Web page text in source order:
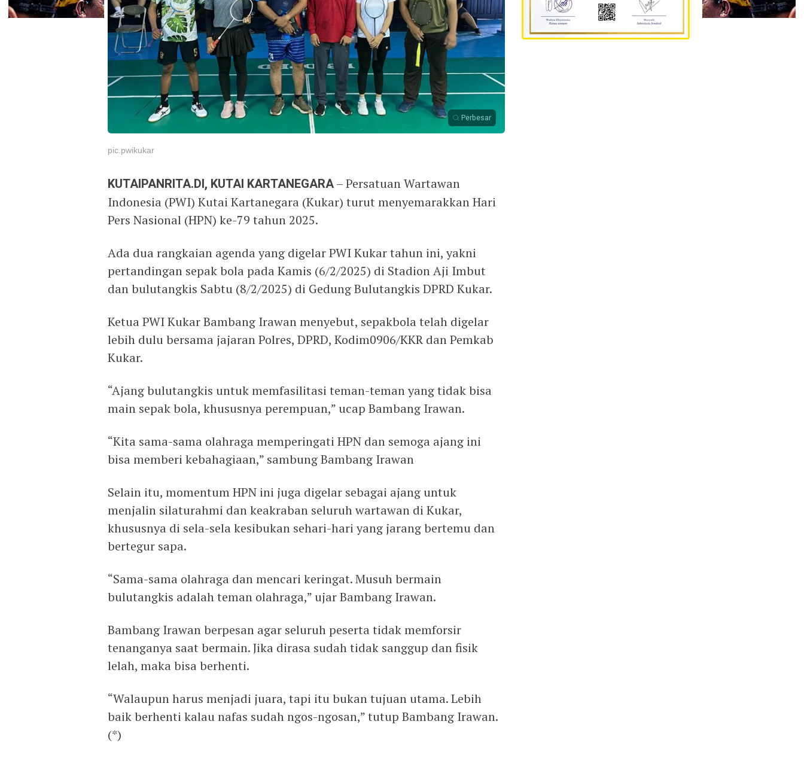
Perbesar
pic.pwikukar
KUTAIPANRITA.DI, KUTAI KARTANEGARA– Persatuan Wartawan
Indonesia (PWI) Kutai Kartanegara (Kukar) turut menyemarakkan Hari
Pers Nasional (HPN) ke-79 tahun 2025.
Ada dua rangkaian agenda yang digelar PWI Kukar tahun ini, yakni
pertandingan sepak bola pada Kamis (6/2/2025) di Stadion Aji Imbut
dan bulutangkis Sabtu (8/2/2025) di Gedung Bulutangkis DPRD Kukar.
Ketua PWI Kukar Bambang Irawan menyebut, sepakbola telah digelar
lebih dulu bersama jajaran Polres, DPRD, Kodim0906/KKR dan Pemkab
Kukar.
“Ajang bulutangkis untuk memfasilitasi teman-teman yang tidak bisa
main sepak bola, khususnya perempuan,” ucap Bambang Irawan.
“Kita sama-sama olahraga memperingati HPN dan semoga ajang ini
bisa memberi kebahagiaan,” sambung Bambang Irawan
Selain itu, momentum HPN ini juga digelar sebagai ajang untuk
menjalin silaturahmi dan keakraban seluruh wartawan di Kukar,
khususnya di sela-sela kesibukan sehari-hari yang jarang bertemu dan
bertegur sapa.
“Sama-sama olahraga dan mencari keringat. Musuh bermain
bulutangkis adalah teman olahraga,” ujar Bambang Irawan.
Bambang Irawan berpesan agar seluruh peserta tidak memforsir
tenanganya saat bermain. Jika dirasa sudah tidak sanggup dan fisik
lelah, maka bisa berhenti.
“Walaupun harus menjadi juara, tapi itu bukan tujuan utama. Lebih
baik berhenti kalau nafas sudah ngos-ngosan,” tutup Bambang Irawan.
(*)